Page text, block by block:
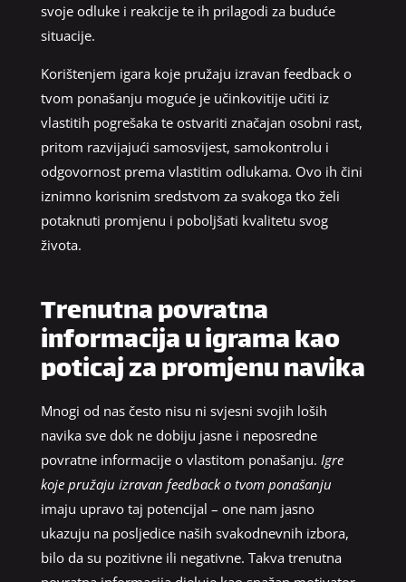
svoje odluke i reakcije te ih prilagodi za buduće
situacije.
Korištenjem igara koje pružaju izravan feedback o
tvom ponašanju moguće je učinkovitije učiti iz
vlastitih pogrešaka te ostvariti značajan osobni rast,
pritom razvijajući samosvijest, samokontrolu i
odgovornost prema vlastitim odlukama. Ovo ih čini
iznimno korisnim sredstvom za svakoga tko želi
potaknuti promjenu i poboljšati kvalitetu svog
života.
Trenutna povratna
informacija u igrama kao
poticaj za promjenu navika
Mnogi od nas često nisu ni svjesni svojih loših
navika sve dok ne dobiju jasne i neposredne
povratne informacije o vlastitom ponašanju. Igre
koje pružaju izravan feedback o tvom ponašanju
imaju upravo taj potencijal – one nam jasno
ukazuju na posljedice naših svakodnevnih izbora,
bilo da su pozitivne ili negativne. Takva trenutna